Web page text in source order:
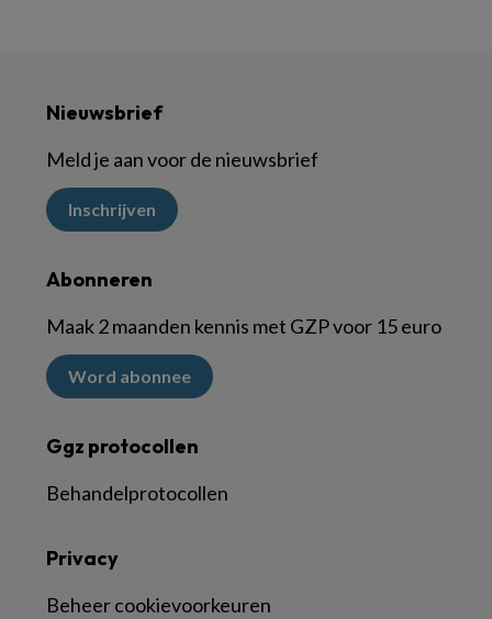
Nieuwsbrief
Meld je aan voor de nieuwsbrief
Inschrijven
Abonneren
Maak 2 maanden kennis met GZP voor 15 euro
Word abonnee
Ggz protocollen
Behandelprotocollen
Privacy
Beheer cookievoorkeuren